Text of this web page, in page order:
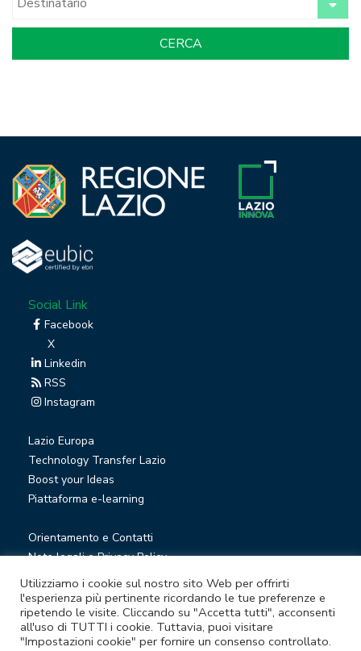
Social Link
Facebook
X
Linkedin
RSS
Instagram
Lazio Europa
Technology Transfer Lazio
Boost your Ideas
Piattaforma e-learning
Orientamento e Contatti
Note legali e Privacy Policy
Privacy Newsletter
Società trasparente
Whistleblowing
Utilizziamo i cookie sul nostro sito Web per offrirti
l'esperienza più pertinente ricordando le tue preferenze e
ripetendo le visite. Cliccando su "Accetta tutti", acconsenti
all'uso di TUTTI i cookie. Tuttavia, puoi visitare
"Impostazioni cookie" per fornire un consenso controllato.